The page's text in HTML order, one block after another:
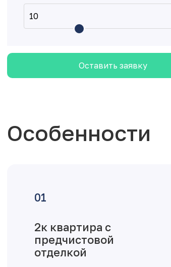
Оставить заявку
Особенности
2к квартира с
предчистовой
отделкой